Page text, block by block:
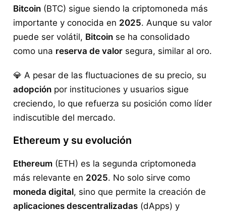
Bitcoin(BTC) sigue siendo la criptomoneda más
importante y conocida en 2025. Aunque su valor
puede ser volátil, Bitcoinse ha consolidado
como una reserva de valorsegura, similar al oro.
💎 A pesar de las fluctuaciones de su precio, su
adopciónpor instituciones y usuarios sigue
creciendo, lo que refuerza su posición como líder
indiscutible del mercado.
Ethereum y su evolución
Ethereum(ETH) es la segunda criptomoneda
más relevante en 2025. No solo sirve como
moneda digital, sino que permite la creación de
aplicaciones descentralizadas(dApps) y